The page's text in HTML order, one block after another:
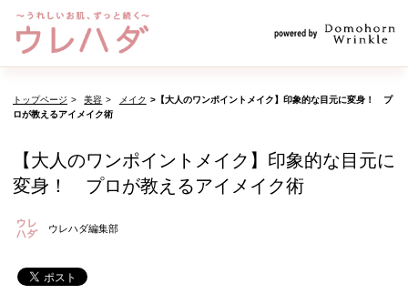
トップページ 美容 メイク
【大人のワンポイントメイク】印象的な目元に変身！ プ
ロが教えるアイメイク術
【大人のワンポイントメイク】印象的な目元に
変身！ プロが教えるアイメイク術
ウレハダ編集部